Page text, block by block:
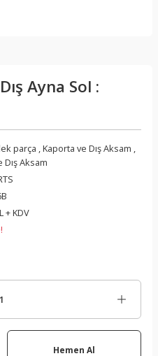
Ayna Sol :
parça ,Kaporta ve Dış Aksam ,
Aksam
+ KDV
Hemen Al